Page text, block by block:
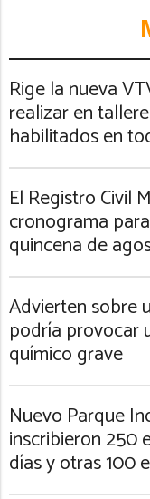
Rige la nueva
realizar en
habilitados en
El Registro Civil
cronograma
quincena de
Advierten sobre
podría provocar
químico grave
Nuevo Parque
inscribieron 250
días y otras 100